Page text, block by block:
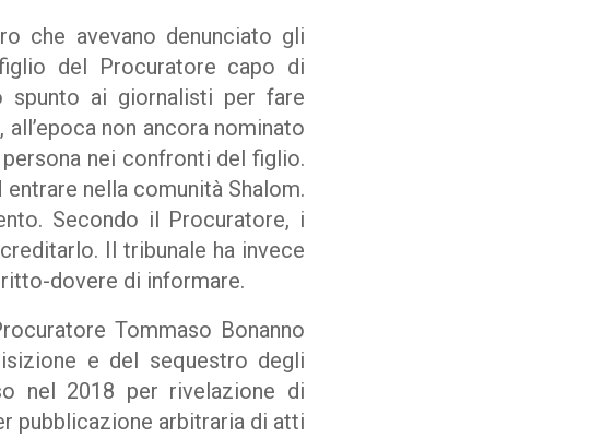
che avevano denunciato gli
del Procuratore capo di
spunto ai giornalisti per fare
non ancora nominato
nei confronti del figlio.
nella comunità Shalom.
Secondo il Procuratore, i
Il tribunale ha invece
dovere di informare.
Tommaso Bonanno
e del sequestro degli
nel 2018 per rivelazione di
pubblicazione arbitraria di atti